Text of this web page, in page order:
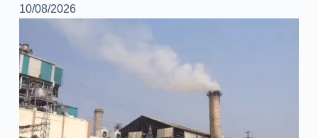
10/08/2026